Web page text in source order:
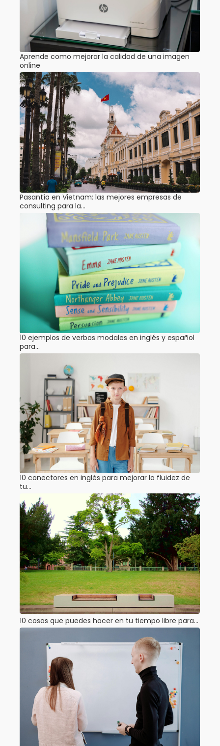
Aprende como mejorar la calidad de una imagen
online
Pasantía en Vietnam: las mejores empresas de
consulting para la…
10 ejemplos de verbos modales en inglés y español
para…
10 conectores en inglés para mejorar la fluidez de
tu…
10 cosas que puedes hacer en tu tiempo libre para…